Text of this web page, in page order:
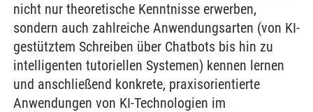
nicht nur theoretische Kenntnisse erwerben,
sondern auch zahlreiche Anwendungsarten (von KI-
gestütztem Schreiben über Chatbots bis hin zu
intelligenten tutoriellen Systemen) kennen lernen
und anschließend konkrete, praxisorientierte
Anwendungen von KI-Technologien im